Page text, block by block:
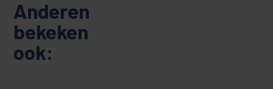
Anderen
bekeken
ook: